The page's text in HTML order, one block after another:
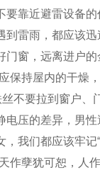
要靠近避雷设备
雷雨，都应该
，远离进户的
保持屋内的干燥
不要拉到窗户
压的差异，男性
们都应该牢记
作孽犹可恕，人